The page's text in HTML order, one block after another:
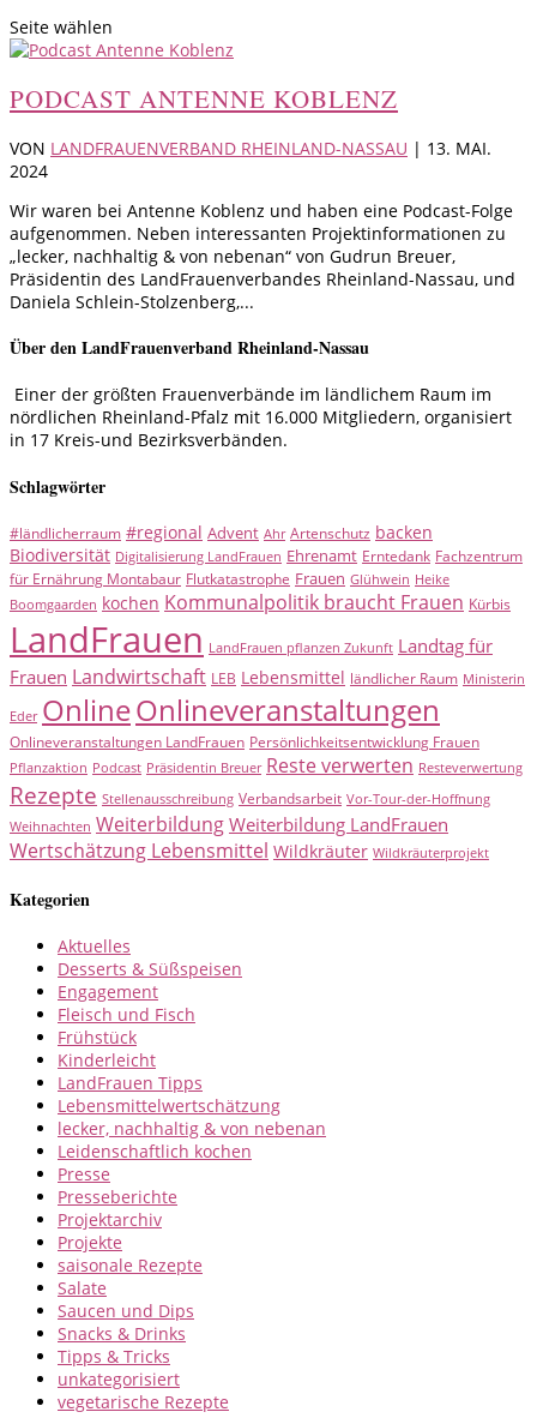
Seite wählen
PODCAST ANTENNE KOBLENZ
VON LANDFRAUENVERBAND RHEINLAND-NASSAU | 13. MAI.
2024
Wir waren bei Antenne Koblenz und haben eine Podcast-Folge
aufgenommen. Neben interessanten Projektinformationen zu
„lecker, nachhaltig & von nebenan“ von Gudrun Breuer,
Präsidentin des LandFrauenverbandes Rheinland-Nassau, und
Daniela Schlein-Stolzenberg,...
Über den LandFrauenverband Rheinland-Nassau
Einer der größten Frauenverbände im ländlichem Raum im
nördlichen Rheinland-Pfalz mit 16.000 Mitgliedern, organisiert
in 17 Kreis-und Bezirksverbänden.
Schlagwörter
#ländlicherraum #regional Advent Ahr Artenschutz backen
Biodiversität Digitalisierung LandFrauen Ehrenamt Erntedank Fachzentrum
für Ernährung Montabaur Flutkatastrophe Frauen Glühwein Heike
Boomgaarden kochen Kommunalpolitik braucht Frauen Kürbis
LandFrauen LandFrauen pflanzen Zukunft Landtag für
Frauen Landwirtschaft LEB Lebensmittel ländlicher Raum Ministerin
Eder OnlineOnlineveranstaltungen
Onlineveranstaltungen LandFrauen Persönlichkeitsentwicklung Frauen
Pflanzaktion Podcast Präsidentin Breuer Reste verwerten Resteverwertung
Rezepte Stellenausschreibung Verbandsarbeit Vor-Tour-der-Hoffnung
Weihnachten Weiterbildung Weiterbildung LandFrauen
Wertschätzung Lebensmittel Wildkräuter Wildkräuterprojekt
Kategorien
Aktuelles
Desserts & Süßspeisen
Engagement
Fleisch und Fisch
Frühstück
Kinderleicht
LandFrauen Tipps
Lebensmittelwertschätzung
lecker, nachhaltig & von nebenan
Leidenschaftlich kochen
Presse
Presseberichte
Projektarchiv
Projekte
saisonale Rezepte
Salate
Saucen und Dips
Snacks & Drinks
Tipps & Tricks
unkategorisiert
vegetarische Rezepte